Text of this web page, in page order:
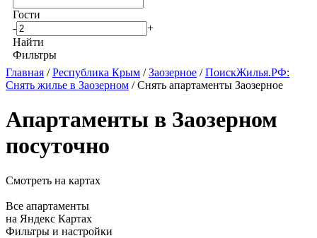
Гости
-
+
Найти
Фильтры
Главная /Республика Крым /Заозерное /ПоискЖилья.РФ:
Снять жилье в Заозерном / Снять апартаменты Заозерное
Апартаменты в Заозерном
посуточно
Смотреть на картах
Все апартаменты
на Яндекс Картах
Фильтры и настройки